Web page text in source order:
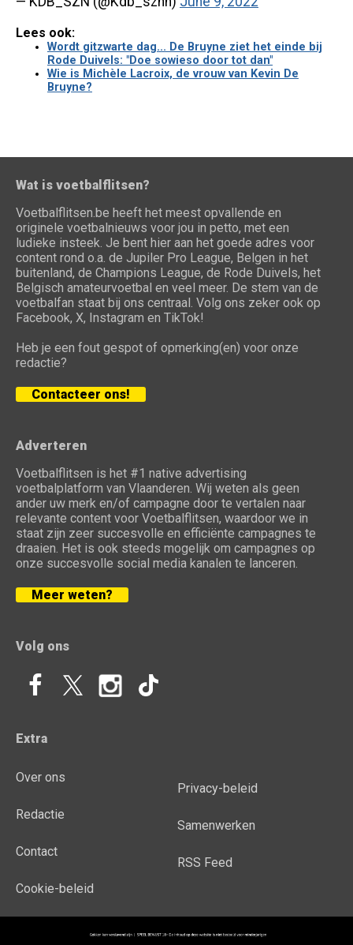
Lees ook:
Wordt gitzwarte dag... De Bruyne ziet het einde bij
Rode Duivels: "Doe sowieso door tot dan"
Wie is Michèle Lacroix, de vrouw van Kevin De
Bruyne?
Wat is voetbalflitsen?
Voetbalflitsen.be heeft het meest opvallende en
originele voetbalnieuws voor jou in petto, met een
ludieke insteek. Je bent hier aan het goede adres voor
content rond o.a. de Jupiler Pro League, Belgen in het
buitenland, de Champions League, de Rode Duivels, het
Belgisch amateurvoetbal en veel meer. De stem van de
voetbalfan staat bij ons centraal. Volg ons zeker ook op
Facebook, X, Instagram en TikTok!
Heb je een fout gespot of opmerking(en) voor onze
redactie?
Contacteer ons!
Adverteren
Voetbalflitsen is het #1 native advertising
voetbalplatform van Vlaanderen. Wij weten als geen
ander uw merk en/of campagne door te vertalen naar
relevante content voor Voetbalflitsen, waardoor we in
staat zijn zeer succesvolle en efficiënte campagnes te
draaien. Het is ook steeds mogelijk om campagnes op
onze succesvolle social media kanalen te lanceren.
Meer weten?
Volg ons
Extra
Over ons
Redactie
Contact
Cookie-beleid
Privacy-beleid
Samenwerken
RSS Feed